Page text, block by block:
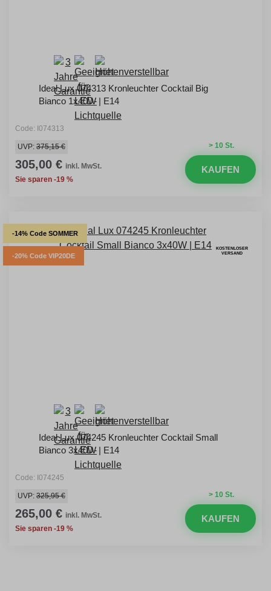
Ideal Lux 074313 Kronleuchter Cocktail Big
Bianco 1x40W | E14
Code: I074313
> 10 St.
UVP: 375,15 €
305,00 € inkl. MwSt.
Sie sparen -19 %
KAUFEN
-14% Code SOMMER
-20% Code VIP20DE
KOSTENLOSER
VERSAND
Ideal Lux 074245 Kronleuchter Cocktail Small
Bianco 3x40W | E14
Code: I074245
> 10 St.
UVP: 325,95 €
265,00 € inkl. MwSt.
Sie sparen -19 %
KAUFEN